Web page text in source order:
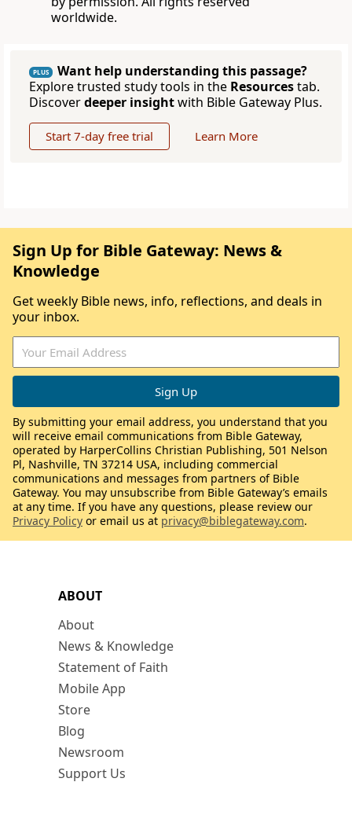
worldwide.
PLUS
Want help understanding this passage?
Explore trusted study tools in the Resourcestab.
Discoverdeeper insightwith Bible Gateway Plus.
Start 7-day free trial Learn More
ABOUT
About
News & Knowledge
Statement of Faith
Mobile App
Store
Blog
Newsroom
Support Us
Sign Up for Bible Gateway: News &
Knowledge
Get weekly Bible news, info, reflections, and deals in
your inbox.
By submitting your email address, you understand that you
will receive email communications from Bible Gateway,
operated by HarperCollins Christian Publishing, 501 Nelson
Pl, Nashville, TN 37214 USA, including commercial
communications and messages from partners of Bible
Gateway. You may unsubscribe from Bible Gateway’s emails
at any time. If you have any questions, please review our
Privacy Policy or email us at privacy@biblegateway.com.